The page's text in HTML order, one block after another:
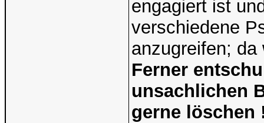
engagiert ist
verschiedene
anzugreifen;
Ferner
unsachlichen
gerne löschen